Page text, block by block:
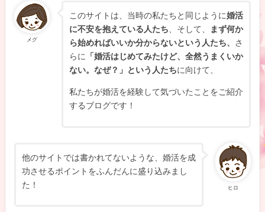
メグ
このサイトは、当時の私たちと同じように婚活
に不安を抱えている人たち 、そして、
まず何か
ら始めればいいか分からないという人たち、
さ
らに 「婚活はじめてみたけど、全然うまくいか
ない。なぜ？」という人たちに向けて、
私たちが婚活を経験して気づいたことをご紹介
するブログです！
ヒロ
他のサイトでは書かれてないような、婚活を成
功させるポイントをふんだんに盛り込みまし
た！